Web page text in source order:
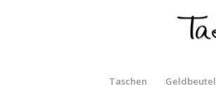
Taschen Geldbeutel